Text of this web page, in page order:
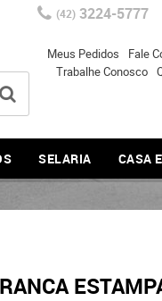
(42)3224-5777
Meus Pedidos
Fale
Trabalhe Conosco
SELARIA CASA